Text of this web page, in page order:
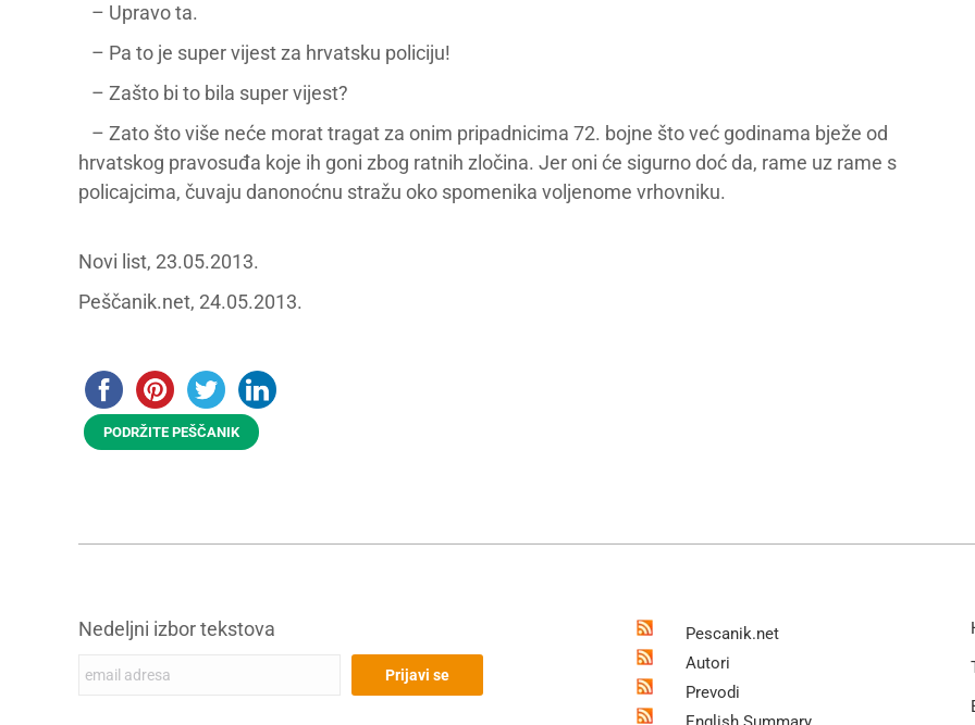
– Upravo ta.
– Pa to je super vijest za hrvatsku policiju!
– Zašto bi to bila super vijest?
– Zato što više neće morat tragat za onim pripadnicima 72. bojne što već godinama bježe od
hrvatskog pravosuđa koje ih goni zbog ratnih zločina. Jer oni će sigurno doć da, rame uz rame s
policajcima, čuvaju danonoćnu stražu oko spomenika voljenome vrhovniku.
Novi list, 23.05.2013.
Peščanik.net, 24.05.2013.
PODRŽITE PEŠČANIK
Nedeljni izbor tekstova
Pescanik.net
Autori
Prevodi